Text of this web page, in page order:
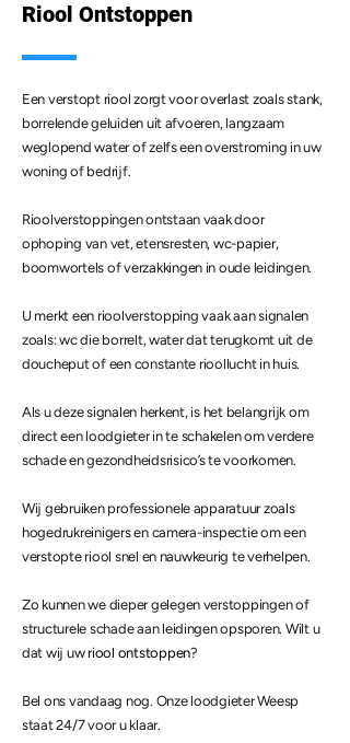
Riool Ontstoppen
Een verstopt riool zorgt voor overlast zoals stank,
borrelende geluiden uit afvoeren, langzaam
weglopend water of zelfs een overstroming in uw
woning of bedrijf.
Rioolverstoppingen ontstaan vaak door
ophoping van vet, etensresten, wc-papier,
boomwortels of verzakkingen in oude leidingen.
U merkt een rioolverstopping vaak aan signalen
zoals: wc die borrelt, water dat terugkomt uit de
doucheput of een constante rioollucht in huis.
Als u deze signalen herkent, is het belangrijk om
direct een loodgieter in te schakelen om verdere
schade en gezondheidsrisico’s te voorkomen.
Wij gebruiken professionele apparatuur zoals
hogedrukreinigers en camera-inspectie om een
verstopte riool snel en nauwkeurig te verhelpen.
Zo kunnen we dieper gelegen verstoppingen of
structurele schade aan leidingen opsporen. Wilt u
dat wij uwriool ontstoppen?
Bel ons vandaag nog. Onze loodgieter Weesp
staat 24/7 voor u klaar.